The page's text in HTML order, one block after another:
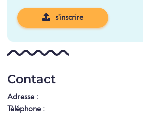
s'inscrire
Contact
Adresse :
Téléphone :